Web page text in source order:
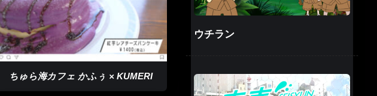
ちゅら海カフェ かふぅ × KUMERI
ウチラン